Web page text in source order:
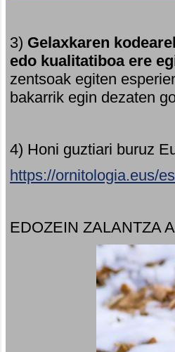
3) Gelaxkaren
edo kualitatiboa ere
zentsoak egiten
bakarrik egin dezaten
4) Honi guztiari buruz
https://ornitologia.eus/
EDOZEIN ZALANTZA